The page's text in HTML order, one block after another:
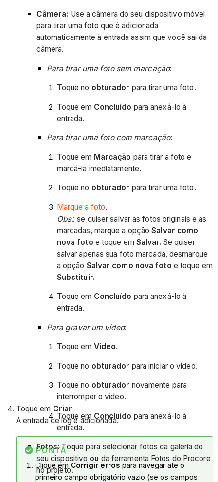
Câmera: Use a câmera do seu dispositivo móvel
para tirar uma foto que é adicionada
automaticamente à entrada assim que você sai da
câmera.
Para tirar uma foto sem marcação:
Toque no obturador para tirar uma foto.
Toque em Concluído para anexá-lo à
entrada.
Para tirar uma foto com marcação:
Toque em Marcação para tirar a foto e
marcá-la imediatamente.
Toque no obturador para tirar uma foto.
Marque a foto.
Obs.: se quiser salvar as fotos originais e as
marcadas, marque a opçãoSalvar como
nova foto e toque em Salvar. Se quiser
salvar apenas sua foto marcada, desmarque
a opção Salvar como nova foto e toque em
Substituir.
Toque em Concluído para anexá-lo à
entrada.
Para gravar um vídeo:
Toque em Vídeo.
Toque no obturador para iniciar o vídeo.
Toque no obturador novamente para
interromper o vídeo.
Toque em Concluído para anexá-lo à
entrada.
Fotos:Toque para selecionar fotos da galeria do
seu dispositivo ou da ferramenta Fotos do Procore
no projeto.
Toque em Criar.
A entrada de log é adicionada.
PONTA
Clique em Corrigir erros para navegar até o
primeiro campo obrigatório vazio (se os campos